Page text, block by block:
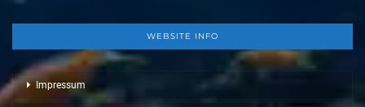
WEBSITE INFO
Impressum